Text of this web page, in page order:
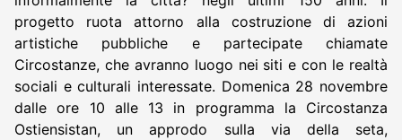
progetto ruota attorno alla costruzione di azioni
artistiche pubbliche e partecipate chiamate
Circostanze, che avranno luogo nei siti e con le realtà
sociali e culturali interessate. Domenica 28 novembre
dalle ore 10 alle 13 in programma la Circostanza
Ostiensistan, un approdo sulla via della seta,